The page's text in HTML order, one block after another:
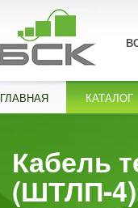
ГЛАВНАЯ КАТАЛОГ
Кабель
(ШТЛП-4)